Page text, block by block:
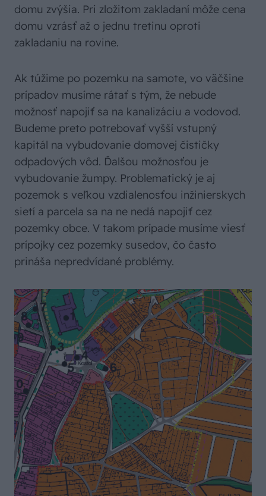
domu zvýšia. Pri zložitom zakladaní môže cena
domu vzrásť až o jednu tretinu oproti
zakladaniu na rovine.
Ak túžime po pozemku na samote, vo väčšine
prípadov musíme rátať s tým, že nebude
možnosť napojiť sa na kanalizáciu a vodovod.
Budeme preto potrebovať vyšší vstupný
kapitál na vybudovanie domovej čističky
odpadových vôd. Ďalšou možnosťou je
vybudovanie žumpy. Problematický je aj
pozemok s veľkou vzdialenosťou inžinierskych
sietí a parcela sa na ne nedá napojiť cez
pozemky obce. V takom prípade musíme viesť
prípojky cez pozemky susedov, čo často
prináša nepredvídané problémy.